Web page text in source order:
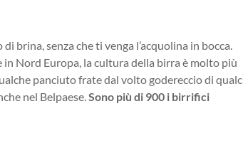
brina, senza che ti venga l’acquolina in bocca.
Nord Europa, la cultura della birra è molto più
panciuto frate dal volto godereccio di
nel Belpaese.Sono più di 900 i birrifici